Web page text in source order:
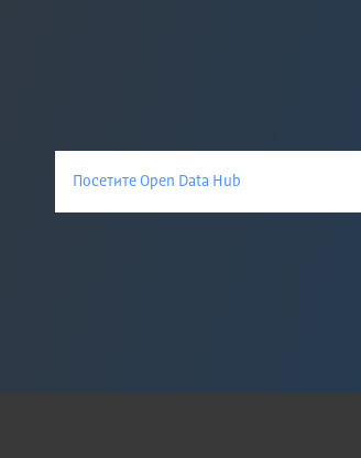
Посетите Open Data Hub